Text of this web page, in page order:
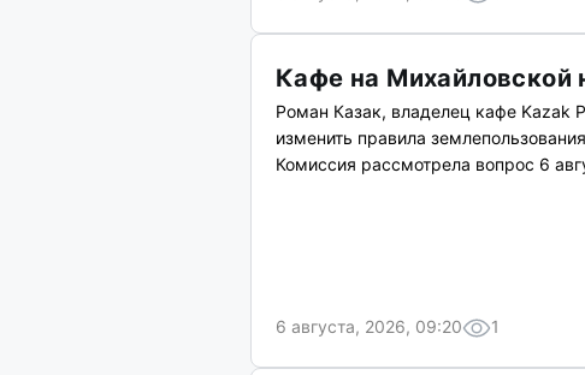
Кафе на Михайловской
Роман Казак, владелец кафе Kazak
изменить правила
Комиссия рассмотрела вопрос 6
6 августа, 2026, 09:20 1